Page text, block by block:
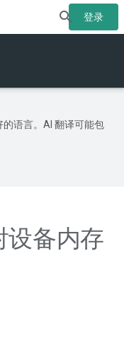
登录
语言。AI 翻译可能包
设备内存